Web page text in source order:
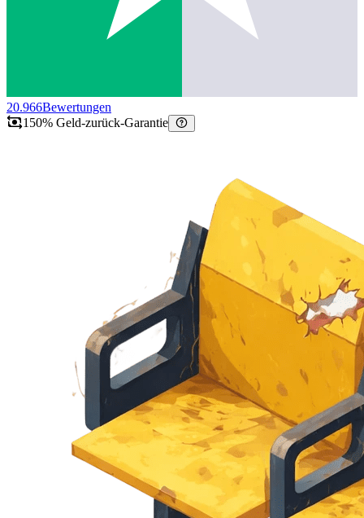
20.966Bewertungen
150% Geld-zurück-Garantie